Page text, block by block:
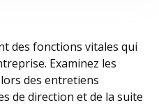
des fonctions vitales qui
Examinez les
des entretiens
de direction et de la suite